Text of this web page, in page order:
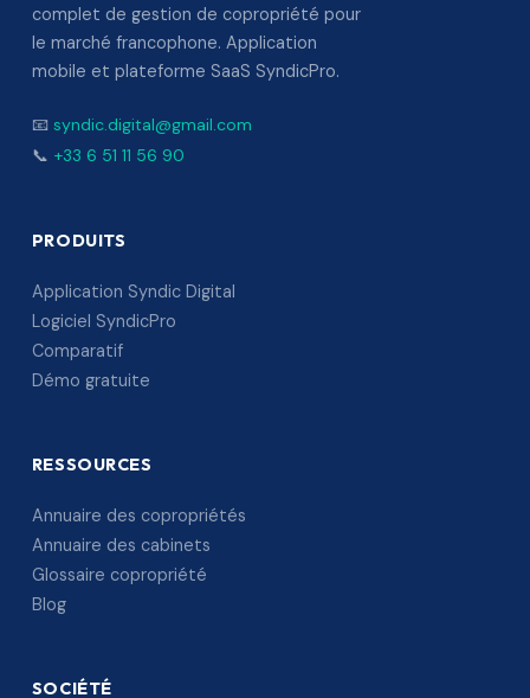
complet de gestion de copropriété pour
le marché francophone. Application
mobile et plateforme SaaS SyndicPro.
📧 syndic.digital@gmail.com
📞 +33 6 51 11 56 90
PRODUITS
Application Syndic Digital
Logiciel SyndicPro
Comparatif
Démo gratuite
RESSOURCES
Annuaire des copropriétés
Annuaire des cabinets
Glossaire copropriété
Blog
SOCIÉTÉ